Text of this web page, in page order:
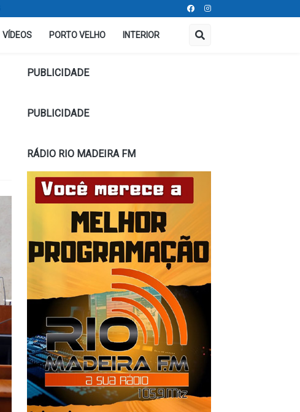
VÍDEOS PORTO VELHO INTERIOR
PUBLICIDADE
PUBLICIDADE
RÁDIO RIO MADEIRA FM